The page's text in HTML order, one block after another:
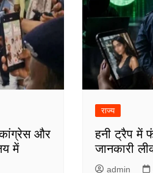
कांग्रेस और
में
राज्य
हनी ट्रैप में
जानकारी
admin